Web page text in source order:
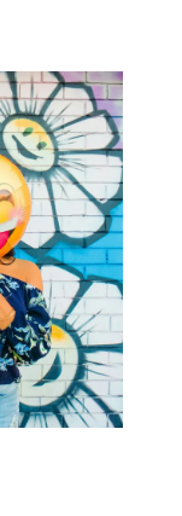
a
t
i
o
n
s
e
n
t